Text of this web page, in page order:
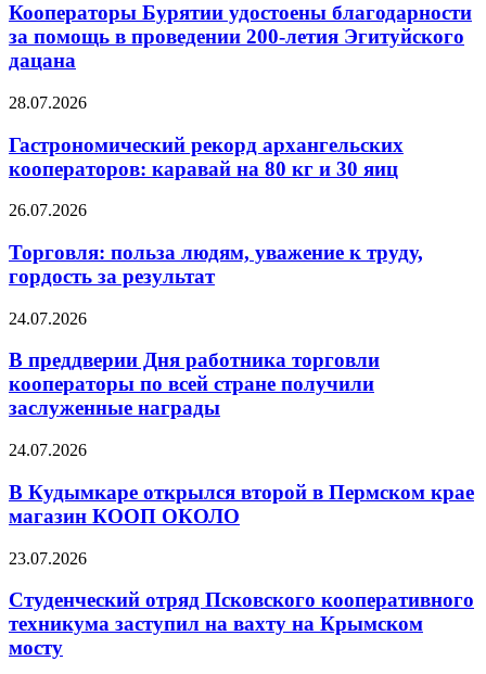
Кооператоры Бурятии удостоены благодарности
за помощь в проведении 200-летия Эгитуйского
дацана
28.07.2026
Гастрономический рекорд архангельских
кооператоров: каравай на 80 кг и 30 яиц
26.07.2026
Торговля: польза людям, уважение к труду,
гордость за результат
24.07.2026
В преддверии Дня работника торговли
кооператоры по всей стране получили
заслуженные награды
24.07.2026
В Кудымкаре открылся второй в Пермском крае
магазин КООП ОКОЛО
23.07.2026
Студенческий отряд Псковского кооперативного
техникума заступил на вахту на Крымском
мосту